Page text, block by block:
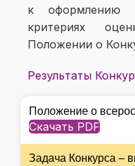
к оформлению
критериях
Положении о
Результаты
Положение о
Скачать PDF
Задача Конкурса –